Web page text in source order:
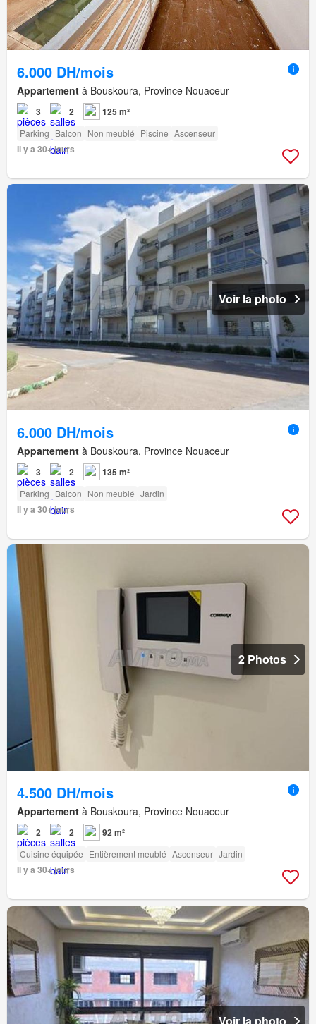
6.000 DH/mois
Appartement à Bouskoura, Province Nouaceur
3 2 125 m²
Parking Balcon Non meublé Piscine Ascenseur
Il y a 30+ jours
Voir la photo
6.000 DH/mois
Appartement à Bouskoura, Province Nouaceur
3 2 135 m²
Parking Balcon Non meublé Jardin
Il y a 30+ jours
2 Photos
4.500 DH/mois
Appartement à Bouskoura, Province Nouaceur
2 2 92 m²
Cuisine équipée Entièrement meublé Ascenseur Jardin
Il y a 30+ jours